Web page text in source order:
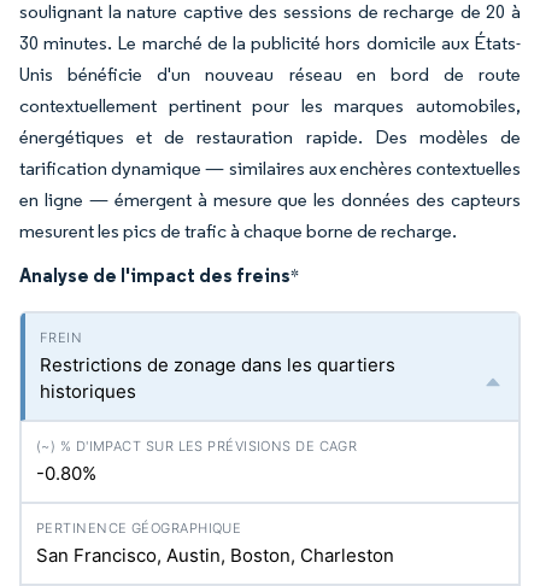
soulignant la nature captive des sessions de recharge de 20 à
30 minutes. Le marché de la publicité hors domicile aux États-
Unis bénéficie d'un nouveau réseau en bord de route
contextuellement pertinent pour les marques automobiles,
énergétiques et de restauration rapide. Des modèles de
tarification dynamique — similaires aux enchères contextuelles
en ligne — émergent à mesure que les données des capteurs
mesurent les pics de trafic à chaque borne de recharge.
Analyse de l'impact des freins*
Restrictions de zonage dans les quartiers
historiques
-0.80%
San Francisco, Austin, Boston, Charleston